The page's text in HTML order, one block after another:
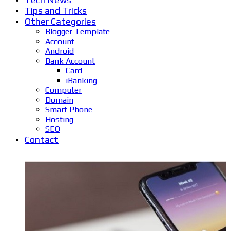
Tips and Tricks
Other Categories
Blogger Template
Account
Android
Bank Account
Card
iBanking
Computer
Domain
Smart Phone
Hosting
SEO
Contact